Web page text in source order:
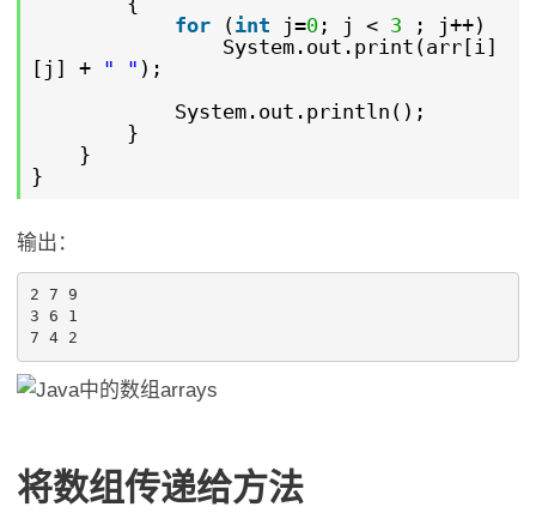
for
(int j=0; j < 3
; j++)
System.out.print(arr[i]
[j] + " " );
System.out.println();
}
}
}
输出：
2 7 9
3 6 1
将数组传递给方法